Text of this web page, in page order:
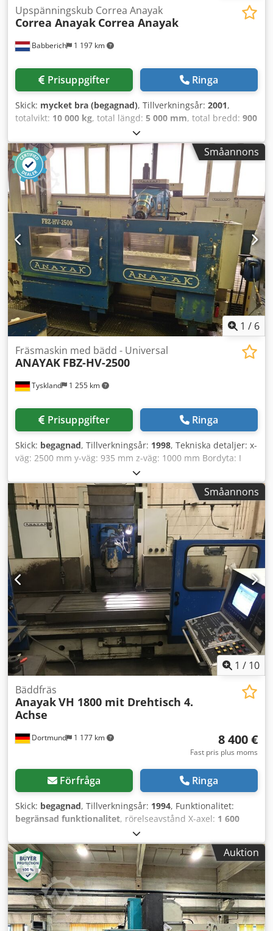
Babberich 1 197 km
Upspänningskub Correa Anayak
Correa Anayak Correa Anayak
Prisuppgifter Ringa
Skick: mycket bra (begagnad), Tillverkningsår: 2001,
totalvikt: 10 000 kg, total längd: 5 000 mm, total bredd: 900
, Upplåsningskub Correa Anayak
MACH-ID 9393 Tillverkare: Correa Anayak Tillverkningsår:
2001 Cedpfszcn E Sox Adhorf Antal T-spår: 7 Spåravstånd:
130 mm T-spårsmått: 22 mm Antal T-spårade sidor: 1
Längd: 5000 mm Bredd: 900 mm Höjd: 900 mm Vikt: 10000
kg Vänligen notera: Informationen på denna sida har
sammanställts av oss samt, i den mån det varit möjligt,
erhållits från tillverkaren. Informationen ges i god tro, men
dess riktighet kan inte garanteras. Informationen utgör
därmed ingen utfästelse eller avtalsvillkor. Vi
rekommenderar att du kontrollerar alla viktiga detaljer.
Småannons
1 / 6
Tyskland 1 255 km
Fräsmaskin med bädd - Universal
ANAYAK FBZ-HV-2500
Prisuppgifter Ringa
Skick: begagnad, Tillverkningsår: 1998, Tekniska detaljer: x-
väg: 2500 mm y-väg: 935 mm z-väg: 1000 mm Bordyta: I
1615 x 800 mm Bordyta: II 800 x 800 mm
Spindelupptagning ISO: 50 Spindelvarvtalsområde: 60 -
3000 varv/min Cjdpfx Ajzc I Ndedhsrf Matningshastighet: 1
- 3000 mm/min Snabbgångshastighet: 10 m/min Totalt
effektbehov: 45 kW Maskinvikt ca.: 18,5 t Platsbehov ca.: 5 x
5 x 4 m med CNC-styrning HEIDENHAIN TNC 426
Universalfräshuvud - C-axel automatisk horisontell-vertikal
- mellanlägen manuellt justerbara Bord II utförd som B-
axel (roterande bord) Kylmedelsanordning och
spåntransportör
Småannons
1 / 10
Dortmund 1 177 km
Bäddfräs
AnayakVH 1800 mit Drehtisch 4.
Achse
8 400 €
Fast pris plus moms
Förfråga Ringa
Skick: begagnad, Tillverkningsår: 1994, Funktionalitet:
begränsad funktionalitet, rörelseavstånd X-axel: 1 600
800 mm
mm, bordbredd:700 mm, bordlängd:1 800 mm, Anayak
VH 1800 sängfräsmaskin med 4:e axel Styrning Heidenhain
TNC 415 B 4:e axel som rundbord, borddiameter ca 530
mm Csdpeypxtaofx Adhjrf Verktygsupptagning SK 50
Maskinen fungerar, vidare skick okänt Maskinen är
fortfarande ansluten till el Traverskran för lastning finns
tillgänglig
Auktion